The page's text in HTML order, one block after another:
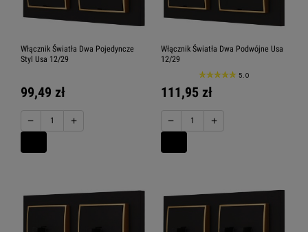
Włącznik Światła Dwa Pojedyncze
Styl Usa 12/29
99,49 zł
− +
Włącznik Światła Dwa Podwójne Usa
12/29
5.0
111,95 zł
− +